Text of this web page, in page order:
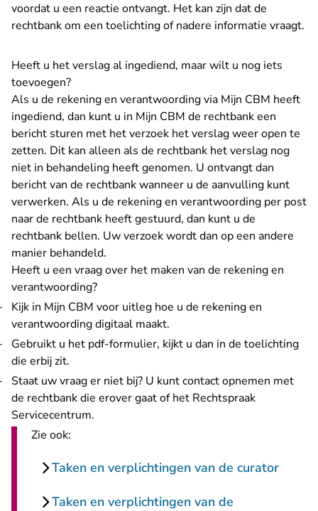
voordat u een reactie ontvangt. Het kan zijn dat de
rechtbank om een toelichting of nadere informatie vraagt.
Heeft u het verslag al ingediend, maar wilt u nog iets
toevoegen?
Als u de rekening en verantwoording via Mijn CBM heeft
ingediend, dan kunt u in Mijn CBM de rechtbank een
bericht sturen met het verzoek het verslag weer open te
zetten. Dit kan alleen als de rechtbank het verslag nog
niet in behandeling heeft genomen. U ontvangt dan
bericht van de rechtbank wanneer u de aanvulling kunt
verwerken. Als u de rekening en verantwoording per post
naar de rechtbank heeft gestuurd, dan kunt u de
rechtbank bellen. Uw verzoek wordt dan op een andere
manier behandeld.
Heeft u een vraag over het maken van de rekening en
verantwoording?
Kijk in Mijn CBM voor uitleg hoe u de rekening en
verantwoording digitaal maakt.
Gebruikt u het pdf-formulier, kijkt u dan in de toelichting
die erbij zit.
Staat uw vraag er niet bij? U kunt contact opnemen met
de rechtbank die erover gaatofhet Rechtspraak
Servicecentrum.
Zie ook:
Taken en verplichtingen van de curator
Taken en verplichtingen van de